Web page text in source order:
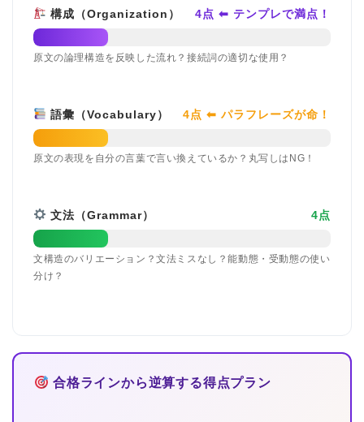
構成（Organization） 4点 ⬅ テンプレで満点！
原文の論理構造を反映した流れ？接続詞の適切な使用？
語彙（Vocabulary） 4点 ⬅ パラフレーズが命！
原文の表現を自分の言葉で言い換えているか？丸写しはNG！
文法（Grammar） 4点
文構造のバリエーション？文法ミスなし？能動態・受動態の使い
分け？
合格ラインから逆算する得点プラン